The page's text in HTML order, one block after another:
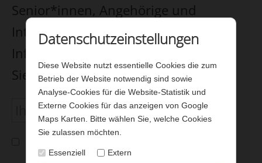
Senior*innen, Angehörige und
Interessierte. Wenn Sie unseren
Infobrief erhalten möchten, melden
Sie sich bitte hier an.
Ich bin damit einverstanden, dass meine Daten
gespeichert und zum Versenden des Newsletters
Datenschutzeinstellungen
Diese Website nutzt essentielle Cookies die zum
Betrieb der Website notwendig sind sowie
Analyse-Cookies für die Website-Statistik und
Externe Cookies für das anzeigen von Google
Maps Karten. Bitte wählen Sie, welche Cookies
Sie zulassen möchten.
Essenziell Extern